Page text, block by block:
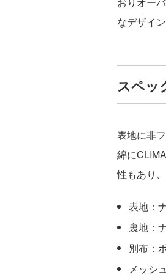
なデザイン
スペッ
表地に非
綿に
性もあり
表地：
裏地：
別布：
メッシ